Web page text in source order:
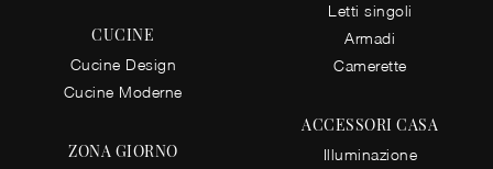
CUCINE
Cucine Design
Cucine Moderne
ZONA GIORNO
Letti singoli
Armadi
Camerette
ACCESSORI CASA
Illuminazione